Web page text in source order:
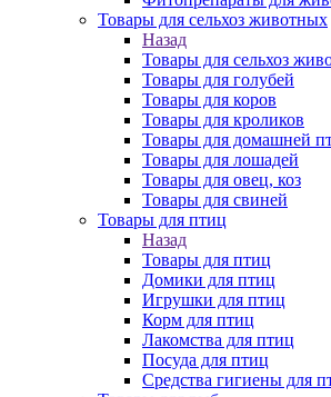
Товары для сельхоз животных
Назад
Товары для сельхоз
Товары для голубей
Товары для коров
Товары для кроликов
Товары для домашней
Товары для лошадей
Товары для овец, коз
Товары для свиней
Товары для птиц
Назад
Товары для птиц
Домики для птиц
Игрушки для птиц
Корм для птиц
Лакомства для птиц
Посуда для птиц
Средства гигиены для